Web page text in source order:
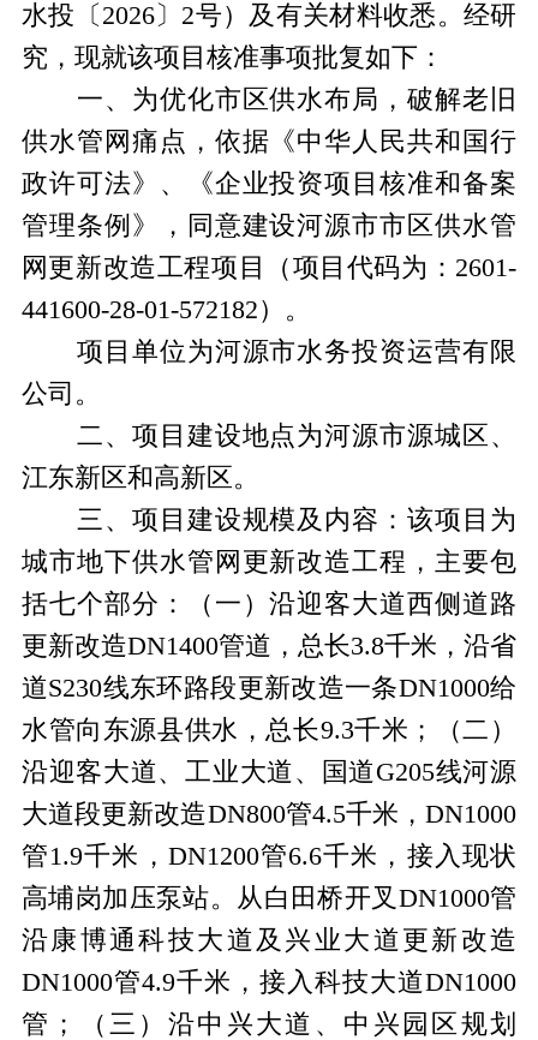
水投〔 2026〕 2号）及有关材料收悉。经研
究，现就该项目核准事项批复如下：
一、为优化市区供水布局，破解老旧
供水管网痛点，依据《中华人民共和国行
政许可法》、《企业投资项目核准和备案
管理条例》，同意建设河源市市区供水管
网更新改造工程项目（项目代码为： 2601-
441600-28-01-572182）。
项目单位为河源市水务投资运营有限
公司。
二、项目建设地点为河源市源城区、
江东新区和高新区。
三、项目建设规模及内容：该项目为
城市地下供水管网更新改造工程，主要包
括七个部分：（一）沿迎客大道西侧道路
更新改造DN1400管道，总长3.8千米，沿省
道S230线东环路段更新改造一条DN1000给
水管向东源县供水，总长9.3千米；（二）
沿迎客大道、工业大道、国道G205线河源
大道段更新改造DN800管4.5千米，DN1000
管1.9千米， DN1200管6.6千米，接入现状
高埔岗加压泵站。从白田桥开叉 DN1000管
沿康博通科技大道及兴业大道更新改造
DN1000管4.9千米，接入科技大道DN1000
管；（三）沿中兴大道、中兴园区规划